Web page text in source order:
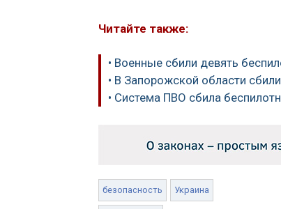
Читайте также:
• Военные сбили девять
• В Запорожской области
• Система ПВО сбила
безопасность Украина